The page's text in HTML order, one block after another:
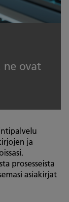
ovat
ja
prosesseista
asiakirjat